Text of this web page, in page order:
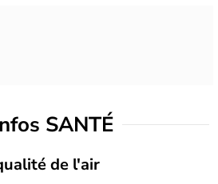
Infos SANTÉ
de l'air